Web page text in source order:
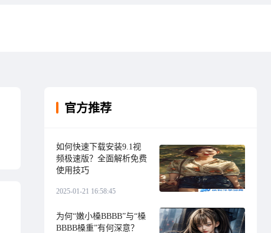
官方推荐
如何快速下载安装9.1视
频极速版？全面解析免费
使用技巧
2025-01-21 16:58:45
为何“嫩小槡BBBB”与“槡
BBBB槡重”有何深意？